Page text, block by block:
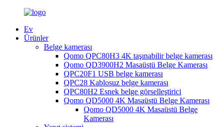
Ev
Ürünler
Belge kamerası
Qomo QPC80H3 4K taşınabilir belge kamerası
Qomo QD3900H2 Masaüstü Belge Kamerası
QPC20F1 USB belge kamerası
QPC28 Kablosuz belge kamerası
QPC80H2 Esnek belge görselleştirici
Qomo QD5000 4K Masaüstü Belge Kamerası
Qomo QD5000 4K Masaüstü Belge
Kamerası